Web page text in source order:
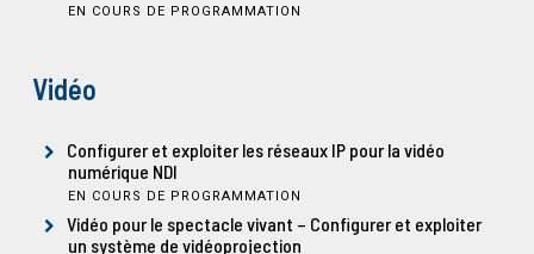
EN COURS DE PROGRAMMATION
Vidéo
Configurer et exploiter les réseaux IP pour la vidéo
numérique NDI
EN COURS DE PROGRAMMATION
Vidéo pour le spectacle vivant – Configurer et exploiter
un système de vidéoprojection